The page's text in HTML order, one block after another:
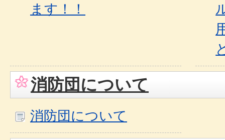
ます！！
消防団について
消防団について